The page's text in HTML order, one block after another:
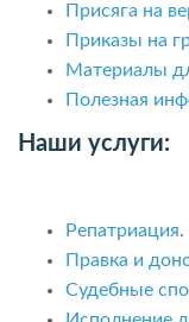
Присяга на
Приказы на
Материалы
Полезная
Наши услуги:
Репатриация.
Правка и
Судебные